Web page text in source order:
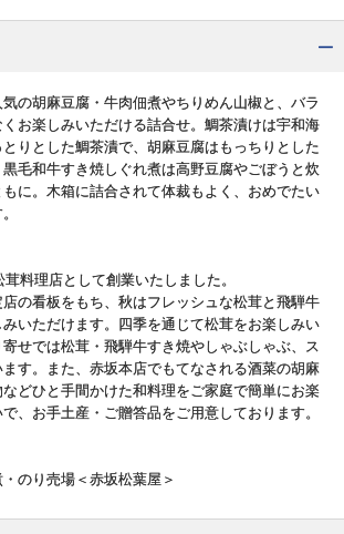
の胡麻豆腐・牛肉佃煮やちりめん山椒と、バラ
お楽しみいただける詰合せ。鯛茶漬けは宇和海
りとした鯛茶漬で、胡麻豆腐はもっちりとした
毛和牛すき焼しぐれ煮は高野豆腐やごぼうと炊
に。木箱に詰合されて体裁もよく、おめでたい
料理店として創業いたしました。
の看板をもち、秋はフレッシュな松茸と飛騨牛
いただけます。四季を通じて松茸をお楽しみい
せでは松茸・飛騨牛すき焼やしゃぶしゃぶ、ス
す。また、赤坂本店でもてなされる酒菜の胡麻
どひと手間かけた和料理をご家庭で簡単にお楽
、お手土産・ご贈答品をご用意しております。
のり売場＜赤坂松葉屋＞